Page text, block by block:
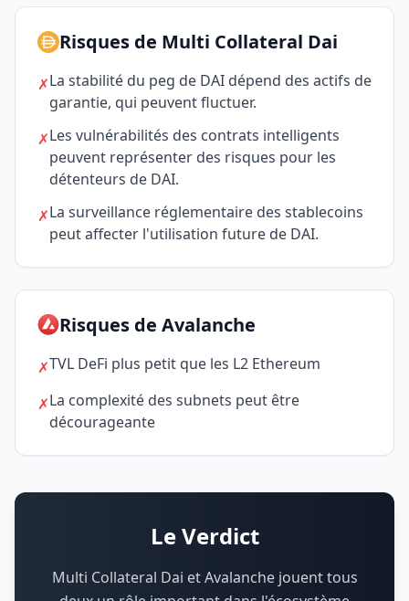
Risques de Multi Collateral Dai
✗La stabilité du peg de DAI dépend des actifs de
garantie, qui peuvent fluctuer.
✗Les vulnérabilités des contrats intelligents
peuvent représenter des risques pour les
détenteurs de DAI.
✗La surveillance réglementaire des stablecoins
peut affecter l'utilisation future de DAI.
Risques de Avalanche
✗TVL DeFi plus petit que les L2 Ethereum
✗La complexité des subnets peut être
décourageante
Le Verdict
Multi Collateral Dai et Avalanche jouent tous